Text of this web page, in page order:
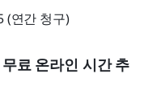
(연간 청구)
료 온라인 시간 추